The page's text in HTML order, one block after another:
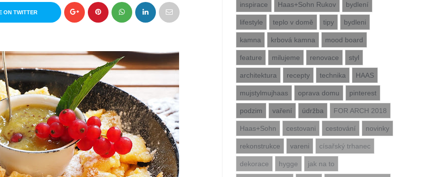
ON TWITTER
inspirace Haas+Sohn Rukov bydlení
lifestyle teplo v domě tipy bydleni
kamna krbová kamna mood board
feature milujeme renovace styl
architektura recepty technika HAAS
mujstylmujhaas oprava domu pinterest
podzim vaření údržba FOR ARCH 2018
Haas+Sohn cestovani cestování novinky
rekonstrukce vareni císařský trhanec
dekorace hygge jak na to